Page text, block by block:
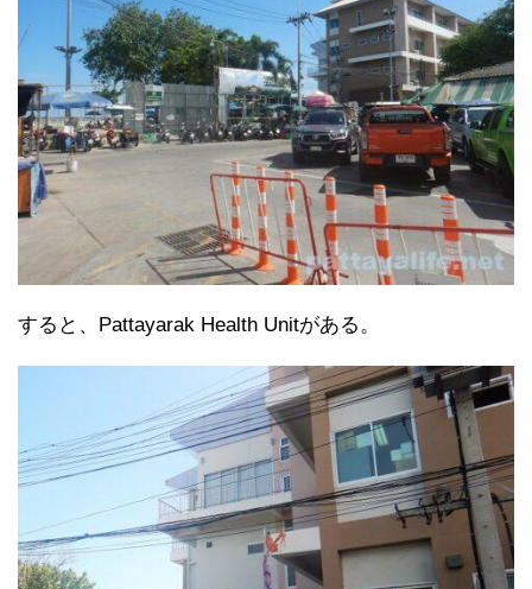
すると、Pattayarak Health Unitがある。